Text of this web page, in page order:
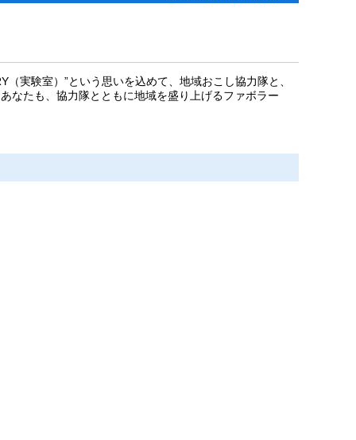
実験室）”という思いを込めて、地域おこし協力隊と、
なたも、協力隊とともに地域を盛り上げるファボラー